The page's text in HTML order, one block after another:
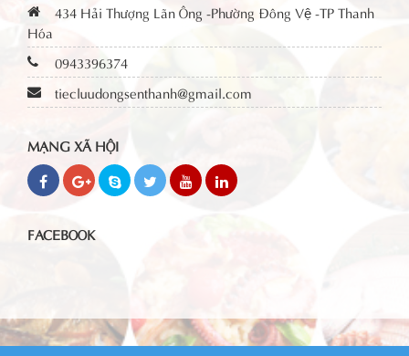
434 Hải Thượng Lãn Ông -Phường Đông Vệ -TP Thanh
Hóa
0943396374
tiecluudongsenthanh@gmail.com
MẠNG XÃ HỘI
FACEBOOK